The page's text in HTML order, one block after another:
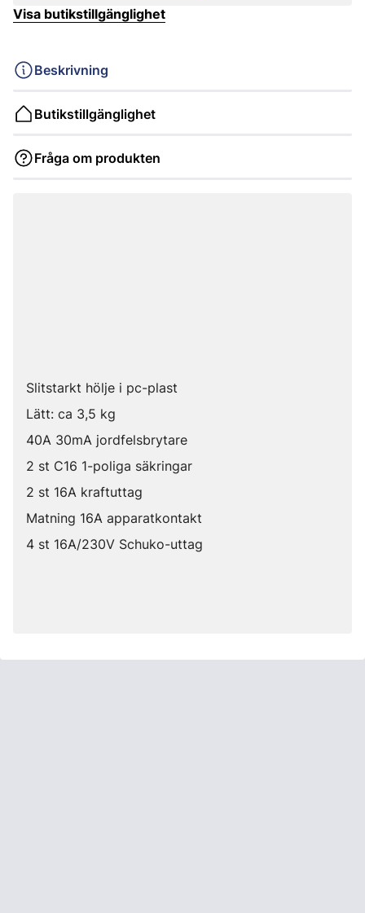
Visa butikstillgänglighet
Beskrivning
Butikstillgänglighet
Fråga om produkten
Slitstarkt hölje i pc-plast
Lätt: ca 3,5 kg
40A 30mA jordfelsbrytare
2 st C16 1-poliga säkringar
2 st 16A kraftuttag
Matning 16A apparatkontakt
4 st 16A/230V Schuko-uttag